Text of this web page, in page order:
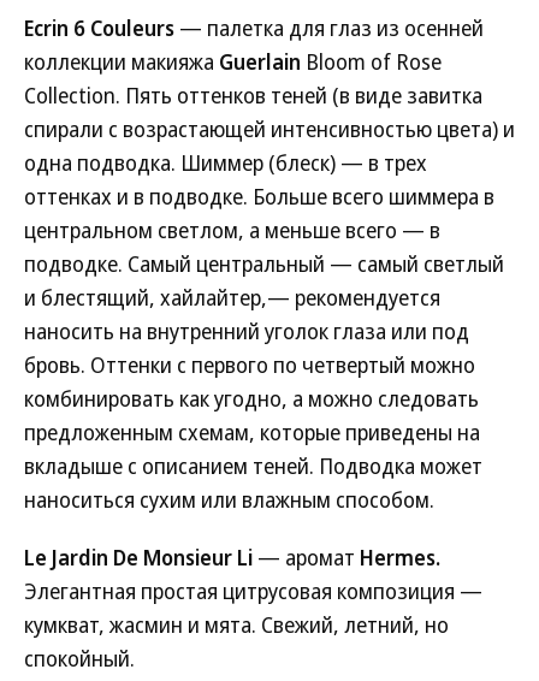
Ecrin 6 Couleurs — палетка для глаз из осенней
коллекции макияжа Guerlain Bloom of Rose
Collection. Пять оттенков теней (в виде завитка
спирали с возрастающей интенсивностью цвета) и
одна подводка. Шиммер (блеск) — в трех
оттенках и в подводке. Больше всего шиммера в
центральном светлом, а меньше всего — в
подводке. Самый центральный — самый светлый
и блестящий, хайлайтер,— рекомендуется
наносить на внутренний уголок глаза или под
бровь. Оттенки с первого по четвертый можно
комбинировать как угодно, а можно следовать
предложенным схемам, которые приведены на
вкладыше с описанием теней. Подводка может
наноситься сухим или влажным способом.
Le Jardin De Monsieur Li — аромат Hermes.
Элегантная простая цитрусовая композиция —
кумкват, жасмин и мята. Свежий, летний, но
спокойный.